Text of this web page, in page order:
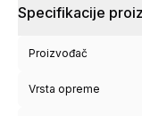
Specifikacije
Proizvođač
Vrsta opreme